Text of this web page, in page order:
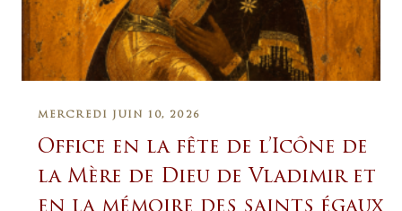
MERCREDI JUIN 10, 2026
Office en la fête de l’Icône de
la Mère de Dieu de Vladimir et
en la mémoire des saints égaux